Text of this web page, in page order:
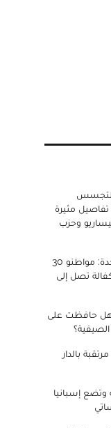
التجسس
مثيرة
وحزب
تأشيرة الدخول للولايات المتحدة: مواطنو 30
تصل إلى
هل حافظت على
بالدار
وتضع إسبانيا